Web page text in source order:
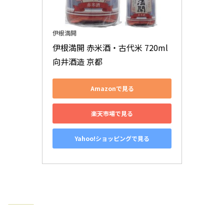
伊根満開
伊根満開 赤米酒・古代米 720ml
向井酒造 京都
Amazonで見る
楽天市場で見る
Yahoo!ショッピングで見る